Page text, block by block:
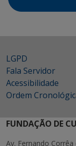
LGPD
Fala Servidor
Acessibilidade
Ordem
FUNDAÇÃO DE
Av. Fernando